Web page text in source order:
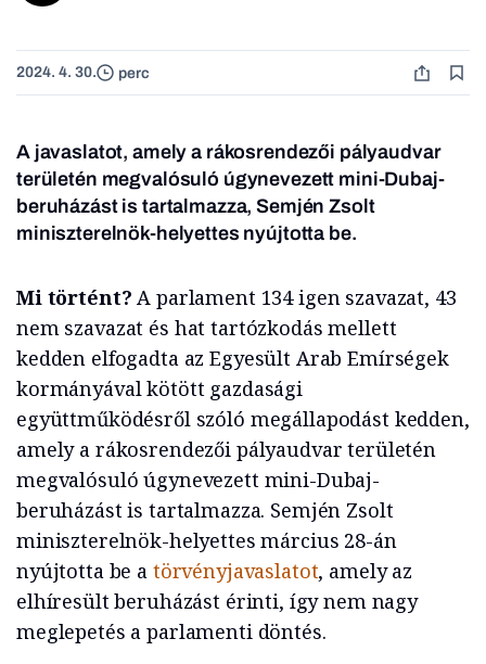
2024. 4. 30. perc
A javaslatot, amely a rákosrendezői pályaudvar
területén megvalósuló úgynevezett mini-Dubaj-
beruházást is tartalmazza, Semjén Zsolt
miniszterelnök-helyettes nyújtotta be.
Mi történt?A parlament 134 igen szavazat, 43
nem szavazat és hat tartózkodás mellett
kedden elfogadta az Egyesült Arab Emírségek
kormányával kötött gazdasági
együttműködésről szóló megállapodást kedden,
amely a rákosrendezői pályaudvar területén
megvalósuló úgynevezett mini-Dubaj-
beruházást is tartalmazza. Semjén Zsolt
miniszterelnök-helyettes március 28-án
nyújtotta be a törvényjavaslatot, amely az
elhíresült beruházást érinti, így nem nagy
meglepetés a parlamenti döntés.